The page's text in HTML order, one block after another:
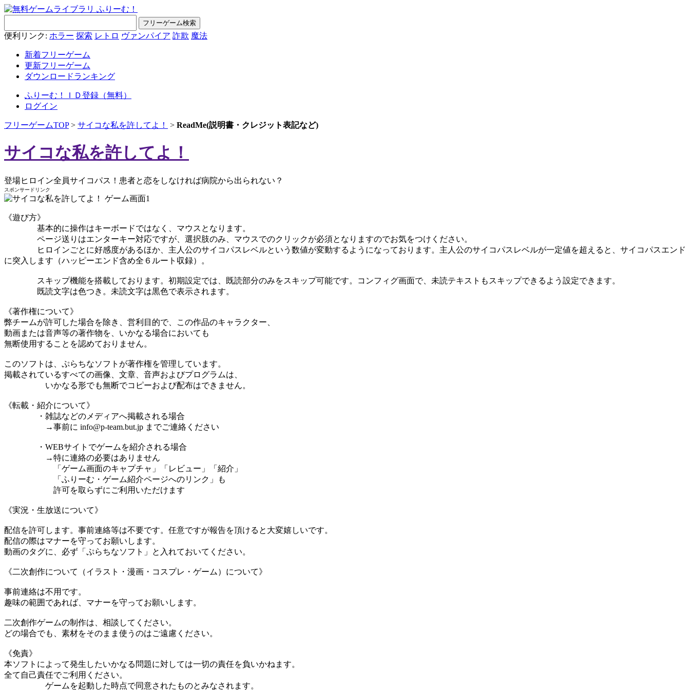
便利リンク: ホラー 探索 レトロ ヴァンパイア 詐欺 魔法
新着フリーゲーム
更新フリーゲーム
ダウンロードランキング
ふりーむ！ＩＤ登録（無料）
ログイン
フリーゲームTOP> サイコな私を許してよ！ > ReadMe(説明書・クレジット表記など)
サイコな私を許してよ！
登場ヒロイン全員サイコパス！患者と恋をしなければ病院から出られない？
スポンサードリンク
《遊び方》
基本的に操作はキーボードではなく、マウスとなります。
ページ送りはエンターキー対応ですが、選択肢のみ、マウスでのクリックが必須となりますのでお気をつけください。
ヒロインごとに好感度があるほか、主人公のサイコパスレベルという数値が変動するようになっております。主人公のサイコパスレベルが一定値を超えると、サイコパスエンド
に突入します（ハッピーエンド含め全６ルート収録）。
スキップ機能を搭載しております。初期設定では、既読部分のみをスキップ可能です。コンフィグ画面で、未読テキストもスキップできるよう設定できます。
既読文字は色つき。未読文字は黒色で表示されます。
《著作権について》
弊チームが許可した場合を除き、営利目的で、この作品のキャラクター、
動画または音声等の著作物を、いかなる場合においても
無断使用することを認めておりません。
このソフトは、ぷらちなソフトが著作権を管理しています。
掲載されているすべての画像、文章、音声およびプログラムは、
いかなる形でも無断でコピーおよび配布はできません。
《転載・紹介について》
・雑誌などのメディアへ掲載される場合
→事前に info@p-team.but.jp までご連絡ください
・WEBサイトでゲームを紹介される場合
→特に連絡の必要はありません
「ゲーム画面のキャプチャ」「レビュー」「紹介」
「ふりーむ・ゲーム紹介ページへのリンク」も
許可を取らずにご利用いただけます
《実況・生放送について》
配信を許可します。事前連絡等は不要です。任意ですが報告を頂けると大変嬉しいです。
配信の際はマナーを守ってお願いします。
動画のタグに、必ず「ぷらちなソフト」と入れておいてください。
《二次創作について（イラスト・漫画・コスプレ・ゲーム）について》
事前連絡は不用です。
趣味の範囲であれば、マナーを守ってお願いします。
二次創作ゲームの制作は、相談してください。
どの場合でも、素材をそのまま使うのはご遠慮ください。
《免責》
本ソフトによって発生したいかなる問題に対しては一切の責任を負いかねます。
全て自己責任でご利用ください。
ゲームを起動した時点で同意されたものとみなされます。